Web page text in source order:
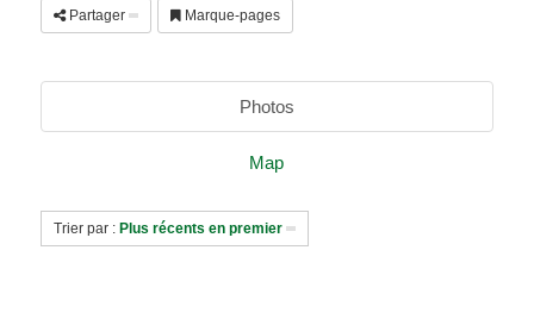
Partager Marque-pages
Photos
Map
Trier par : Plus récents en premier